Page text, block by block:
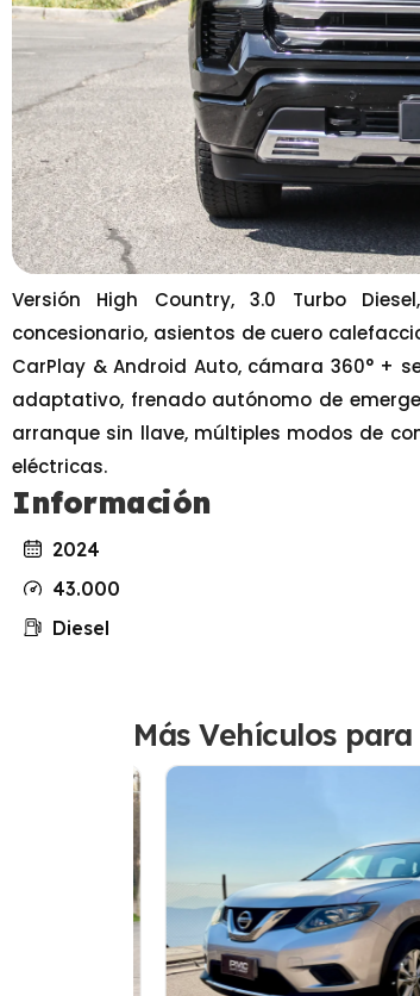
Versión High Country, 3.0 Turbo
concesionario, asientos de cuero
CarPlay & Android Auto, cámara 360° +
adaptativo, frenado autónomo de
arranque sin llave, múltiples modos de
eléctricas.
Información
2024
43.000
Diesel
Más Vehículos